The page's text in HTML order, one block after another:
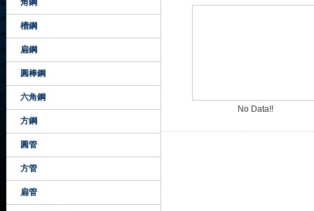
角鋼
槽鋼
扁鋼
圓棒鋼
六角鋼
方鋼
圓管
方管
扁管
No Data!!